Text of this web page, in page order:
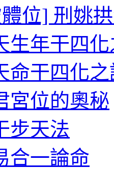
位] 刑姚
生年干四
命干四化
宮位的奧秘
步天法
合一論命